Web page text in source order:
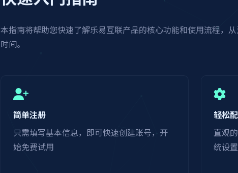
本指南将帮助您快速了解乐易互联产品的核心功能和使用流程，
时间。
简单注册
只需填写基本信息，即可快速创建账号，开
始免费试用
轻松
直观
统设置